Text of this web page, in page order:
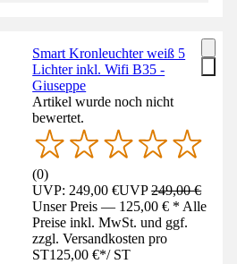
Smart Kronleuchter weiß 5
Lichter inkl. Wifi B35 -
Giuseppe
Artikel wurde noch nicht
bewertet.
(0)
UVP: 249,00 €UVP249,00 €
Unser Preis — 125,00 € * Alle
Preise inkl. MwSt. und ggf.
zzgl. Versandkosten pro
ST125,00 €*/ ST